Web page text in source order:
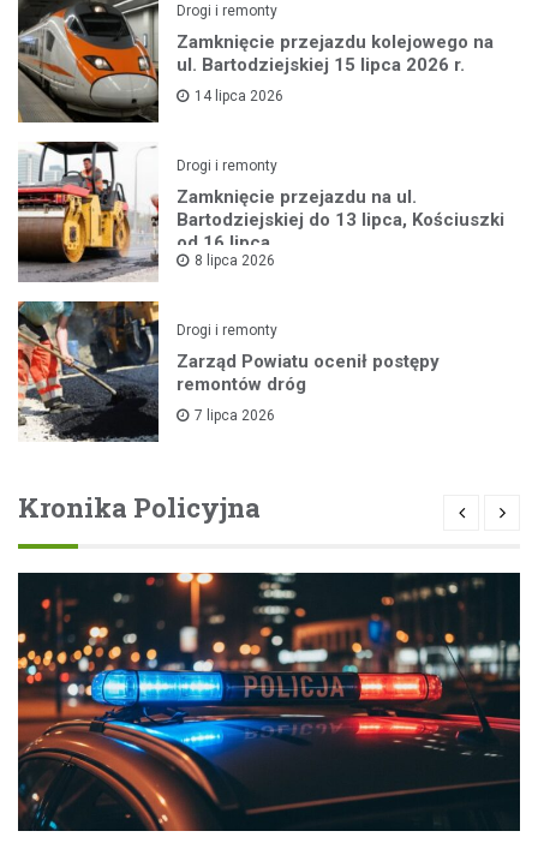
Drogi i remonty
Zamknięcie przejazdu kolejowego na
ul. Bartodziejskiej 15 lipca 2026 r.
14 lipca 2026
Drogi i remonty
Zamknięcie przejazdu na ul.
Bartodziejskiej do 13 lipca, Kościuszki
od 16 lipca
8 lipca 2026
Drogi i remonty
Zarząd Powiatu ocenił postępy
remontów dróg
7 lipca 2026
Kronika Policyjna